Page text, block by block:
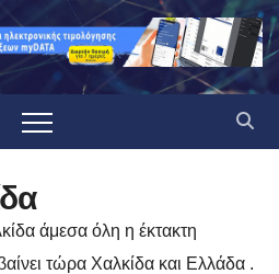
άμεσα όλη η έκτακτη
τώρα Χαλκίδα και Ελλάδα .